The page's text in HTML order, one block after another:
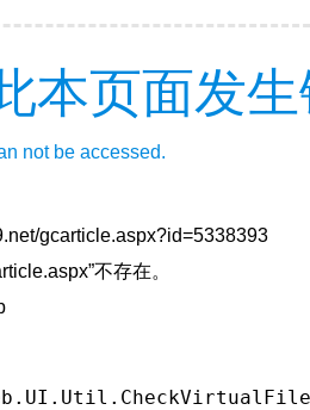
本页面发
not be accessed.
gcarticle.aspx?id=5338393
不存在。